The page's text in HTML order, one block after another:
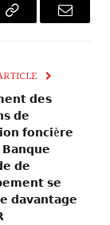
Copier
Lien
E-
𝗱𝗲𝘀
𝗱𝗲
𝗳𝗼𝗻𝗰𝗶è𝗿𝗲
𝗕𝗮𝗻𝗾𝘂𝗲
𝗱𝗲
𝘀𝗲
𝗱𝗮𝘃𝗮𝗻𝘁𝗮𝗴𝗲